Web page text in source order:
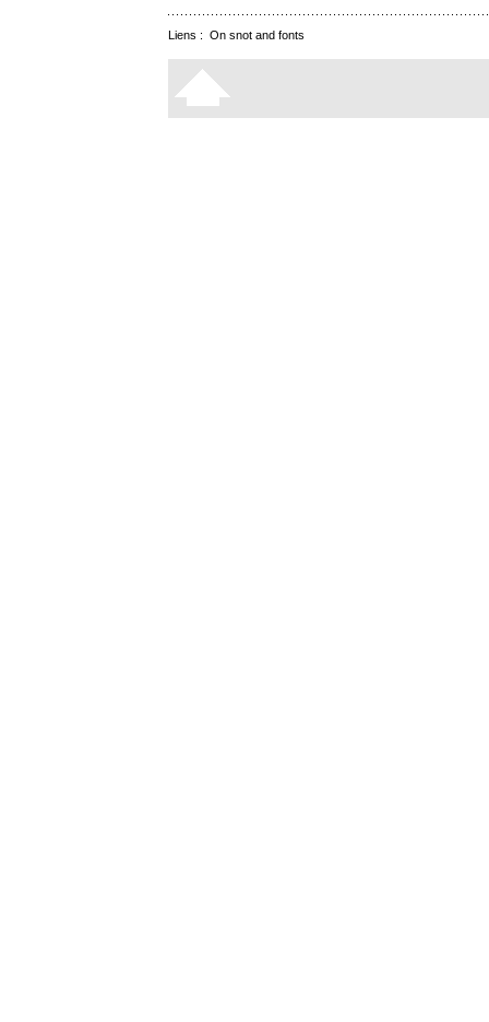
Liens : On snot and fonts